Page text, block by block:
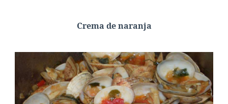
Crema de naranja